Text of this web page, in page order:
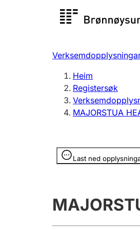
Registersøk
Registrere, endre,
Heim
Registersøk
MAJORSTUA
Last ned
Opplysninger er skjult